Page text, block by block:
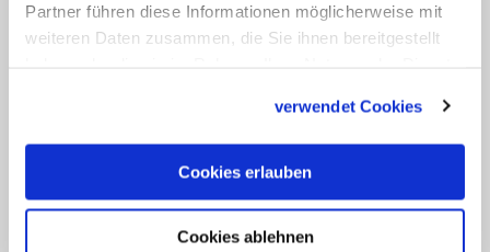
Partner führen diese Informationen möglicherweise mit
weiteren Daten zusammen, die Sie ihnen bereitgestellt
verwendet Cookies
Cookies erlauben
Cookies ablehnen
zutraue. Zudem sei es eine Werbung für
die Kirche als Arbeitgeber, die heute oft
Bewerberinnen und Bewerbern zu
besetzen.
An dem Programm sind die Erzbistümer
Bamberg, Berlin, Hamburg, Köln und